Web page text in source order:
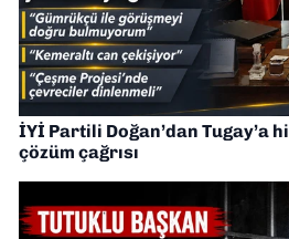
İYİ Partili Doğan’dan Tugay’a
çözüm çağrısı